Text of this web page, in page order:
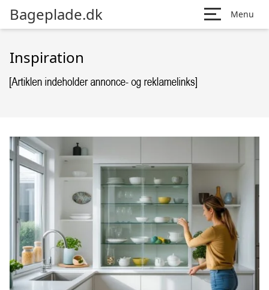
Bageplade.dk Menu
Inspiration